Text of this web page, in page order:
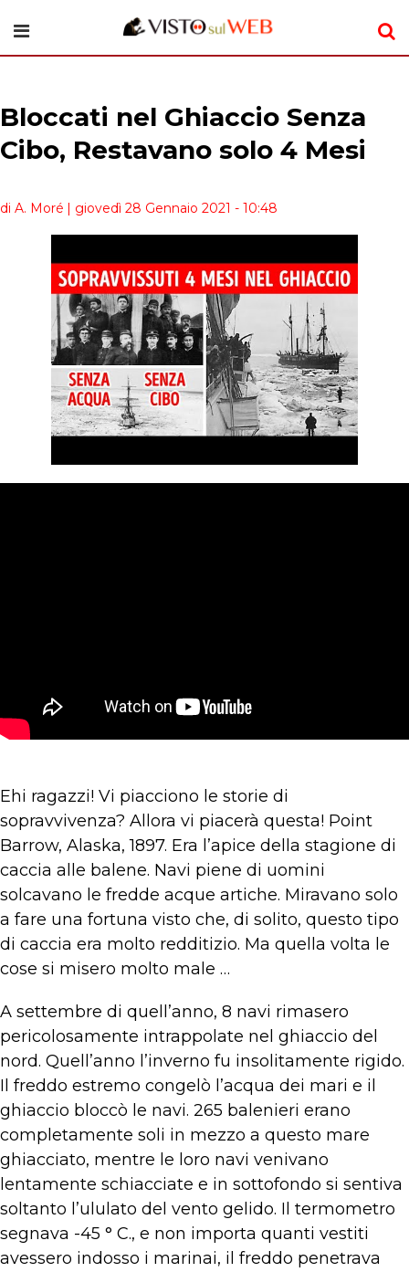
Bloccati nel Ghiaccio Senza
Cibo, Restavano solo 4 Mesi
di A. Moré | giovedì 28 Gennaio 2021 - 10:48
Ehi ragazzi! Vi piacciono le storie di
sopravvivenza? Allora vi piacerà questa! Point
Barrow, Alaska, 1897. Era l’apice della stagione di
caccia alle balene. Navi piene di uomini
solcavano le fredde acque artiche. Miravano solo
a fare una fortuna visto che, di solito, questo tipo
di caccia era molto redditizio. Ma quella volta le
cose si misero molto male …
A settembre di quell’anno, 8 navi rimasero
pericolosamente intrappolate nel ghiaccio del
nord. Quell’anno l’inverno fu insolitamente rigido.
Il freddo estremo congelò l’acqua dei mari e il
ghiaccio bloccò le navi. 265 balenieri erano
completamente soli in mezzo a questo mare
ghiacciato, mentre le loro navi venivano
lentamente schiacciate e in sottofondo si sentiva
soltanto l’ululato del vento gelido. Il termometro
segnava -45 ° C., e non importa quanti vestiti
avessero indosso i marinai, il freddo penetrava